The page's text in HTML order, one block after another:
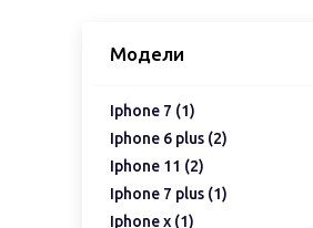
Модели
Iphone 7 (1)
Iphone 6 plus (2)
Iphone 11 (2)
Iphone 7 plus (1)
Iphone x (1)